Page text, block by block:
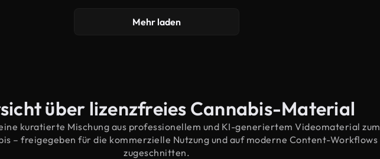
Mehr laden
über lizenzfreies Cannabis-Material
kuratierte Mischung aus professionellem und KI-generiertem Videomaterial zum
– freigegeben für die kommerzielle Nutzung und auf moderne Content-Workflows
zugeschnitten.